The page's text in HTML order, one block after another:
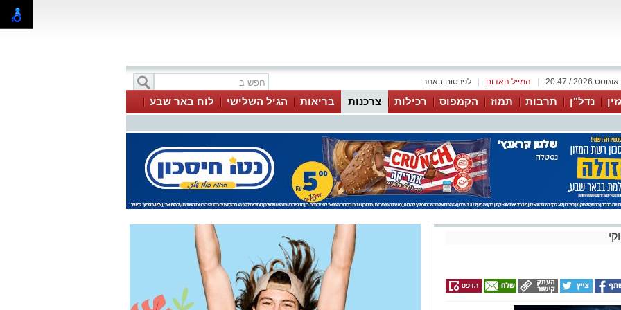
לפרסום באתר המייל האדום
נדל"ן תרבות תמוז הקמפוס רכילות צרכנות בריאות הגיל השלישי
לוח באר שבע